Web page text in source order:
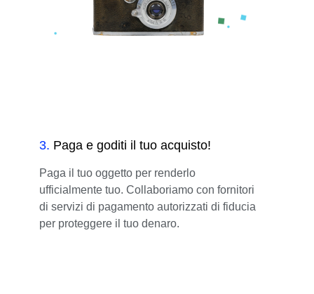
3. Paga e goditi il tuo acquisto!
Paga il tuo oggetto per renderlo
ufficialmente tuo. Collaboriamo con fornitori
di servizi di pagamento autorizzati di fiducia
per proteggere il tuo denaro.